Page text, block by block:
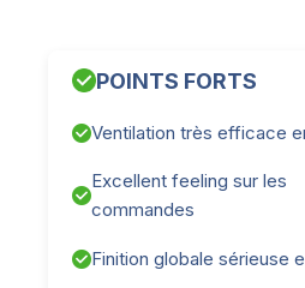
POINTS FORTS
Ventilation très efficace
Excellent feeling sur les
commandes
Finition globale sérieuse